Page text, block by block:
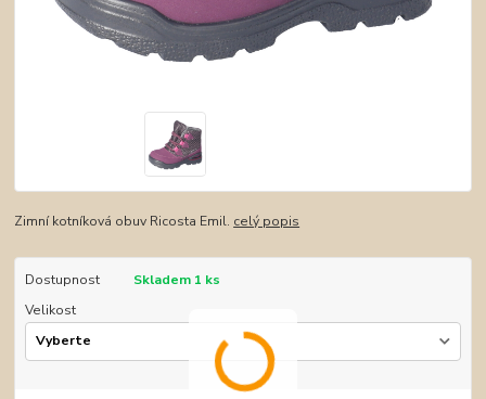
Zimní kotníková obuv Ricosta Emil. celý popis
Dostupnost
Skladem 1 ks
Velikost